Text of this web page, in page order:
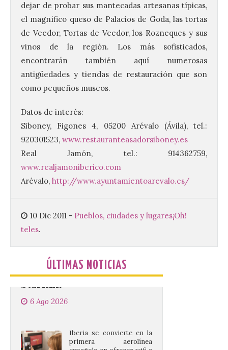
dejar de probar sus mantecadas artesanas típicas,
el magnífico queso de Palacios de Goda, las tortas
de Veedor, Tortas de Veedor, los Rozneques y sus
vinos de la región. Los más sofisticados,
encontrarán también aquí numerosas
antigüedades y tiendas de restauración que son
como pequeños museos.
Datos de interés:
Siboney, Figones 4, 05200 Arévalo (Ávila), tel.:
920301523, www.restauranteasadorsiboney.es
Real Jamón, tel.: 914362759,
www.realjamoniberico.com
Arévalo, http://www.ayuntamientoarevalo.es/
10 Dic 2011 - Pueblos, ciudades y lugares¡Oh!
teles.
ÚLTIMAS NOTICIAS
La Comisión actualiza su
programa insignia de
prácticas Blue Book,
abriéndolo a titulados de
EFP
6 Ago 2026
abiertas del 22 de julio al 4
de septiembre de 2026.
Bruselas, 6 de agosto de
2026.- La Comisión
Europea ha actualizado las normas de su
programa de prácticas, estableciendo un
marco único modernizado que hace que el
programa […]
Despega el primer avión
de Iberia con wifi de alta
velocidad gratuito de
Starlink
6 Ago 2026
constelación de satélites
más avanzada del mundo, desarrollada
por SpaceX. La incorporación de esta